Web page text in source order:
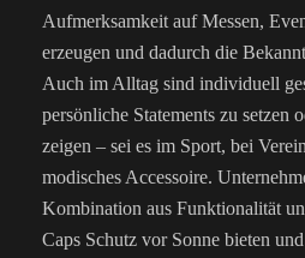
Aufmerksamkeit auf Messen,
erzeugen und dadurch die
Auch im Alltag sind individuell
persönliche Statements zu setzen
zeigen – sei es im Sport, bei
modisches Accessoire.
Kombination aus Funktionalität
Caps Schutz vor Sonne bieten